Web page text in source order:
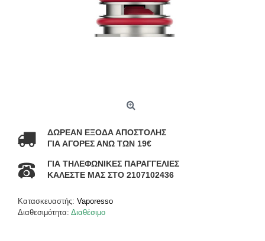
ΔΩΡΕΑΝ ΕΞΟΔΑ ΑΠΟΣΤΟΛΗΣ
ΓΙΑ ΑΓΟΡΕΣ ΑΝΩ ΤΩΝ 19€
ΓΙΑ ΤΗΛΕΦΩΝΙΚΕΣ ΠΑΡΑΓΓΕΛΙΕΣ
ΚΑΛΕΣΤΕ ΜΑΣ ΣΤΟ 2107102436
Κατασκευαστής: Vaporesso
Διαθεσιμότητα: Διαθέσιμο